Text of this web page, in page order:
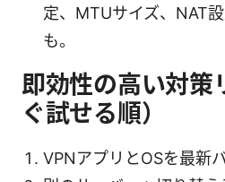
定、MTUサイズ、NAT
も。
即効性の高い対策
ぐ試せる順）
VPNアプリとOSを最新